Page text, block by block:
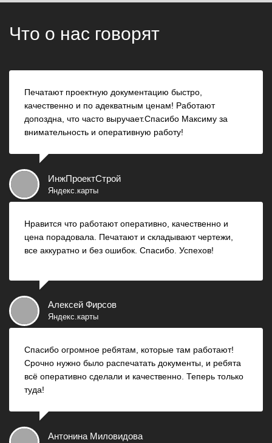
Что о нас говорят
Печатают проектную документацию быстро,
качественно и по адекватным ценам! Работают
допоздна, что часто выручает.Спасибо Максиму за
внимательность и оперативную работу!
ИнжПроектСтрой
Яндекс.карты
Нравится что работают оперативно, качественно и
цена порадовала. Печатают и складывают чертежи,
все аккуратно и без ошибок. Спасибо. Успехов!
Алексей Фирсов
Яндекс.карты
Спасибо огромное ребятам, которые там работают!
Срочно нужно было распечатать документы, и ребята
всё оперативно сделали и качественно. Теперь только
туда!
Антонина Миловидова